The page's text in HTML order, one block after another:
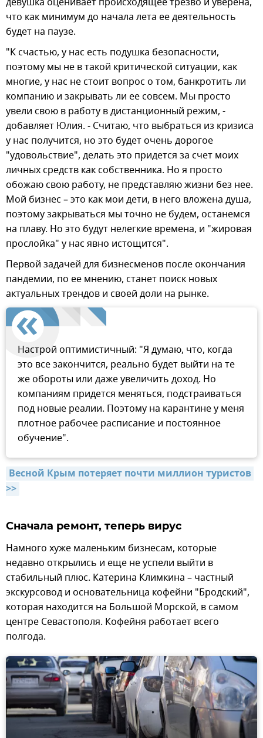
что как минимум до начала лета ее деятельность
будет на паузе.
"К счастью, у нас есть подушка безопасности,
поэтому мы не в такой критической ситуации, как
многие, у нас не стоит вопрос о том, банкротить ли
компанию и закрывать ли ее совсем. Мы просто
увели свою в работу в дистанционный режим, -
добавляет Юлия. - Считаю, что выбраться из кризиса
у нас получится, но это будет очень дорогое
"удовольствие", делать это придется за счет моих
личных средств как собственника. Но я просто
обожаю свою работу, не представляю жизни без нее.
Мой бизнес – это как мои дети, в него вложена душа,
поэтому закрываться мы точно не будем, останемся
на плаву. Но это будут нелегкие времена, и "жировая
прослойка" у нас явно истощится".
Первой задачей для бизнесменов после окончания
пандемии, по ее мнению, станет поиск новых
актуальных трендов и своей доли на рынке.
Настрой оптимистичный: "Я думаю, что, когда
это все закончится, реально будет выйти на те
же обороты или даже увеличить доход. Но
компаниям придется меняться, подстраиваться
под новые реалии. Поэтому на карантине у меня
плотное рабочее расписание и постоянное
обучение".
Весной Крым потеряет почти миллион туристов
>>
Сначала ремонт, теперь вирус
Намного хуже маленьким бизнесам, которые
недавно открылись и еще не успели выйти в
стабильный плюс. Катерина Климкина – частный
экскурсовод и основательница кофейни "Бродский",
которая находится на Большой Морской, в самом
центре Севастополя. Кофейня работает всего
полгода.